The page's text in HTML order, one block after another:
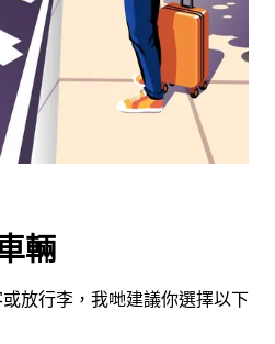
輛
放行李，我哋建議你選擇以下